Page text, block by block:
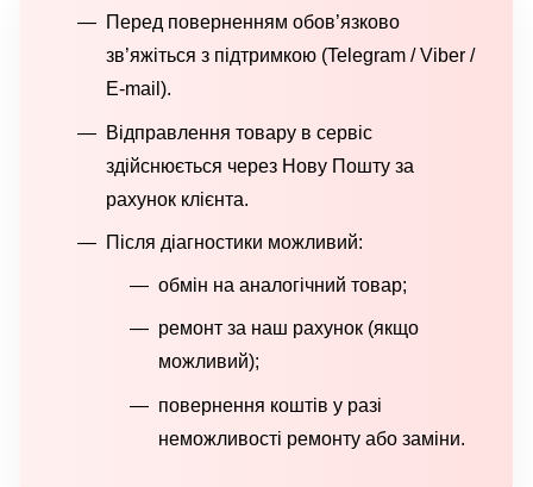
Перед поверненням обов’язково
зв’яжіться з підтримкою (Telegram / Viber /
E-mail).
Відправлення товару в сервіс
здійснюється через Нову Пошту за
рахунок клієнта.
Після діагностики можливий:
обмін на аналогічний товар;
ремонт за наш рахунок (якщо
можливий);
повернення коштів у разі
неможливості ремонту або заміни.